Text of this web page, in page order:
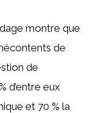
montre que
de
de
d’entre eux
et 70 % la